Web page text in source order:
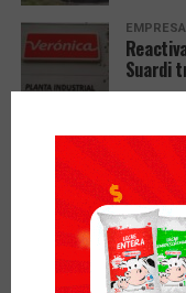
Suardi
POLITICA
Calvo
Aires-
Según